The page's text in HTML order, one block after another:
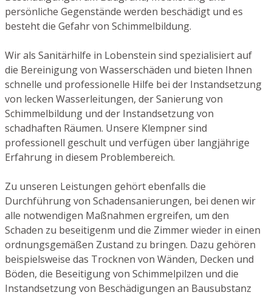
persönliche Gegenstände werden beschädigt und es
besteht die Gefahr von Schimmelbildung.
Wir als Sanitärhilfe in Lobenstein sind spezialisiert auf
die Bereinigung von Wasserschäden und bieten Ihnen
schnelle und professionelle Hilfe bei der Instandsetzung
von lecken Wasserleitungen, der Sanierung von
Schimmelbildung und der Instandsetzung von
schadhaften Räumen. Unsere Klempner sind
professionell geschult und verfügen über langjährige
Erfahrung in diesem Problembereich.
Zu unseren Leistungen gehört ebenfalls die
Durchführung von Schadensanierungen, bei denen wir
alle notwendigen Maßnahmen ergreifen, um den
Schaden zu beseitigenm und die Zimmer wieder in einen
ordnungsgemäßen Zustand zu bringen. Dazu gehören
beispielsweise das Trocknen von Wänden, Decken und
Böden, die Beseitigung von Schimmelpilzen und die
Instandsetzung von Beschädigungen an Bausubstanz